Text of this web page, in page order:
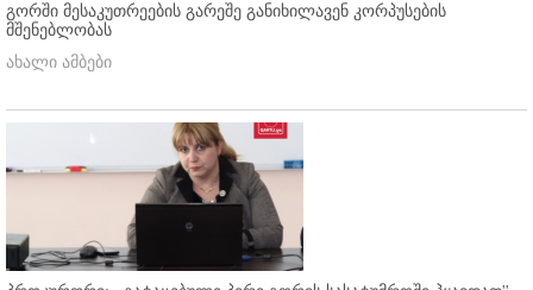
გორში მესაკუთრეების გარეშე განიხილავენ კორპუსების
მშენებლობას
ახალი ამბები